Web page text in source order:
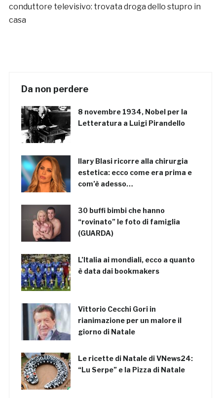
conduttore televisivo: trovata droga dello stupro in
casa
Da non perdere
8 novembre 1934, Nobel per la
Letteratura a Luigi Pirandello
Ilary Blasi ricorre alla chirurgia
estetica: ecco come era prima e
com’è adesso…
30 buffi bimbi che hanno
“rovinato” le foto di famiglia
(GUARDA)
L’Italia ai mondiali, ecco a quanto
è data dai bookmakers
Vittorio Cecchi Gori in
rianimazione per un malore il
giorno di Natale
Le ricette di Natale di VNews24:
“Lu Serpe” e la Pizza di Natale